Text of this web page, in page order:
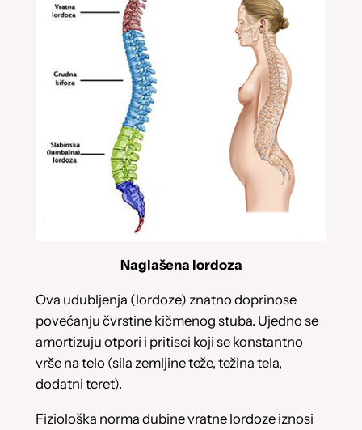
Naglašena lordoza
Ova udubljenja (lordoze) znatno doprinose
povećanju čvrstine kičmenog stuba. Ujedno se
amortizuju otpori i pritisci koji se konstantno
vrše na telo (sila zemljine teže, težina tela,
dodatni teret).
Fiziološka norma dubine vratne lordoze iznosi